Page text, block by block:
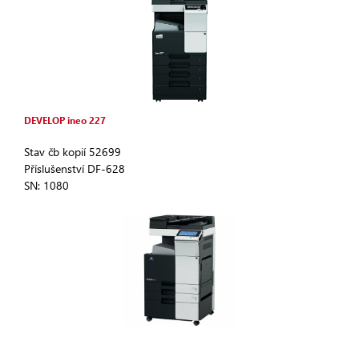
DEVELOP ineo 227
Stav čb kopií 52699
Příslušenství DF-628
SN: 1080